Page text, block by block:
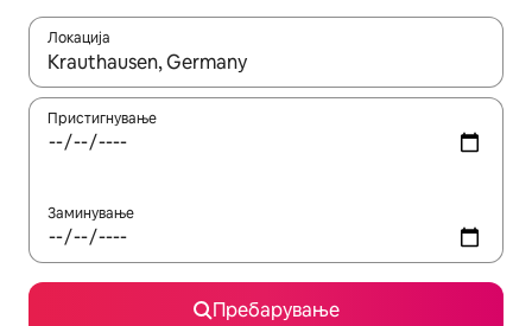
Локација
Кога резултатите се достапни, движете се со копчињата
Пристигнување
Заминување
Пребарување